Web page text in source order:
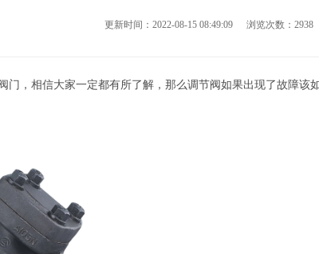
更新时间：2022-08-15 08:49:09 浏览次数：2938
门，相信大家一定都有所了解，那么调节阀如果出现了故障该